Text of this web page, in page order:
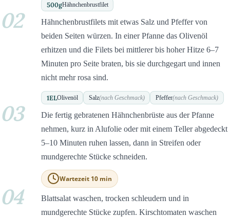
500gHähnchenbrustfilet
02
Hähnchenbrustfilets mit etwas Salz und Pfeffer von
beiden Seiten würzen. In einer Pfanne das Olivenöl
erhitzen und die Filets bei mittlerer bis hoher Hitze 6–7
Minuten pro Seite braten, bis sie durchgegart und innen
nicht mehr rosa sind.
1ELOlivenöl Salz(nach Geschmack) Pfeffer(nach Geschmack)
03
Die fertig gebratenen Hähnchenbrüste aus der Pfanne
nehmen, kurz in Alufolie oder mit einem Teller abgedeckt
5–10 Minuten ruhen lassen, dann in Streifen oder
mundgerechte Stücke schneiden.
Wartezeit 10 min
04
Blattsalat waschen, trocken schleudern und in
mundgerechte Stücke zupfen. Kirschtomaten waschen